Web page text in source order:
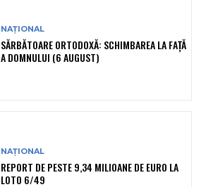
NAȚIONAL
SĂRBĂTOARE ORTODOXĂ: SCHIMBAREA LA FAȚĂ
A DOMNULUI (6 AUGUST)
NAȚIONAL
REPORT DE PESTE 9,34 MILIOANE DE EURO LA
LOTO 6/49